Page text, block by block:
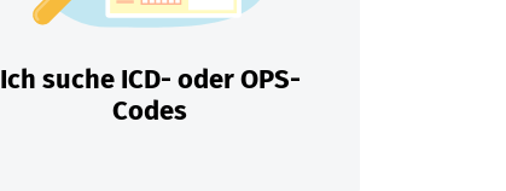
Ich suche ICD- oder OPS-
Codes